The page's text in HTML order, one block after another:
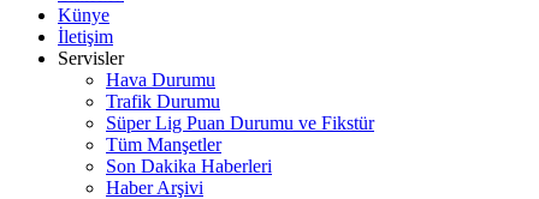
Künye
İletişim
Servisler
Hava Durumu
Trafik Durumu
Süper Lig Puan Durumu ve Fikstür
Tüm Manşetler
Son Dakika Haberleri
Haber Arşivi